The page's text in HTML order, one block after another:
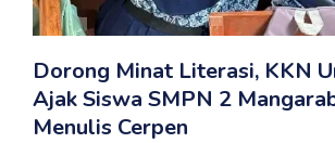
Dorong Minat Literasi, KKN
Ajak Siswa SMPN 2
Menulis Cerpen